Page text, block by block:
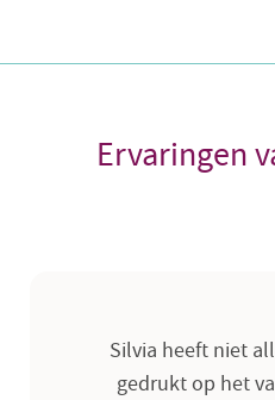
Ervaringen
Silvia heeft niet
gedrukt op het